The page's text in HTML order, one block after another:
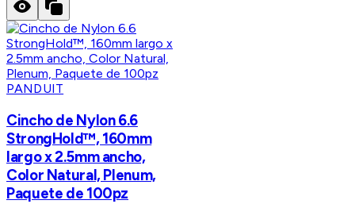
PANDUIT
Cincho de Nylon 6.6
StrongHold™, 160mm
largo x 2.5mm ancho,
Color Natural, Plenum,
Paquete de 100pz